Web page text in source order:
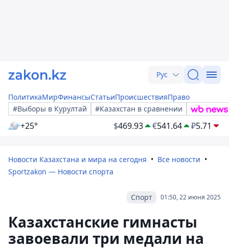
Рус
ПолитикаМирФинансыСтатьиПроисшествияПраво
#Выборы в Курултай
#Казахстан в сравнении
+25° $469.93 €541.64 ₽5.71
Новости Казахстана и мира на сегодня
Все новости
Sportzakon — Новости спорта
01:50, 22 июня 2025
Спорт
Казахстанские гимнасты
завоевали три медали на